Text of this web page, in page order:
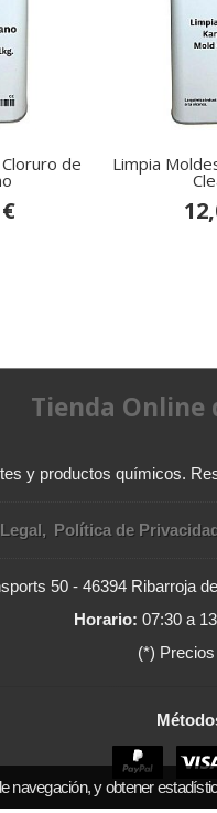
de Limpia
Tienda Online
y productos químicos.
Política de
50 - 46394 Ribarroja
Horario:07:30 a
(*)
navegación, y obtener